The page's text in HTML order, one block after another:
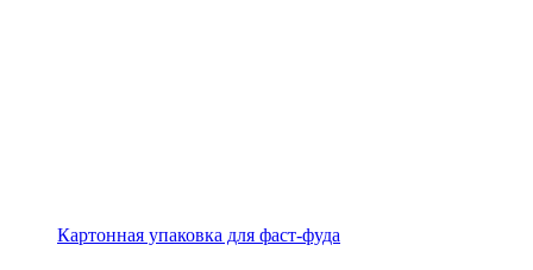
Картонная упаковка для фаст-фуда